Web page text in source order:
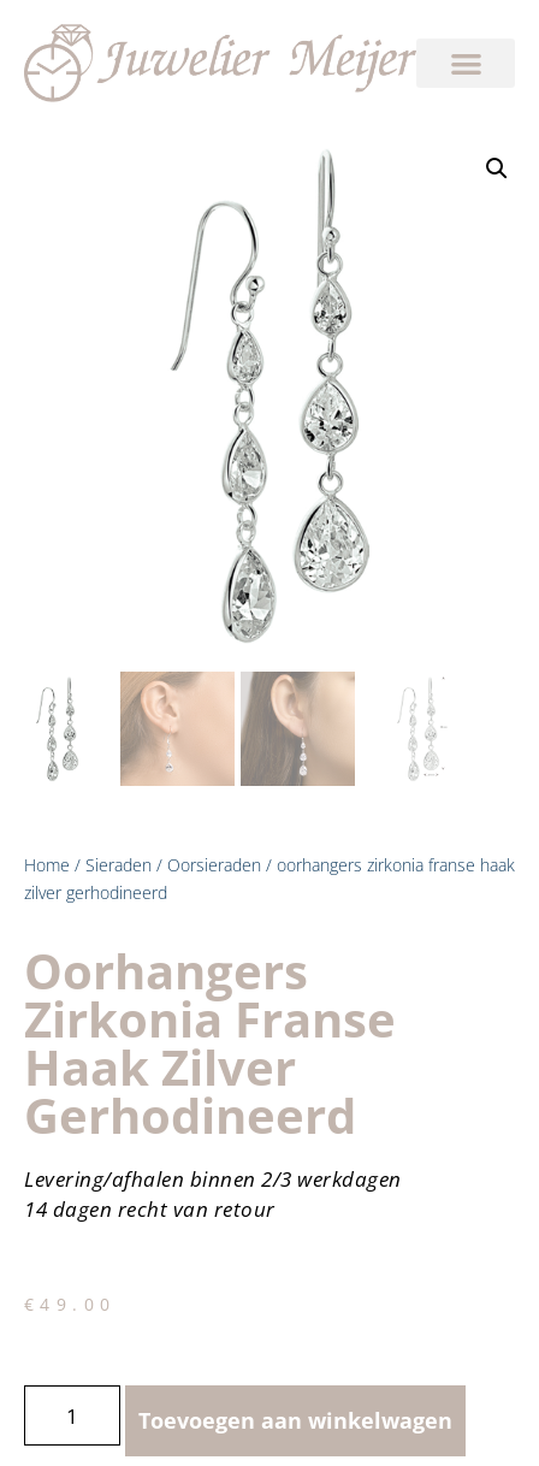
Home / Sieraden / Oorsieraden / oorhangers zirkonia franse haak
zilver gerhodineerd
Oorhangers
Zirkonia Franse
Haak Zilver
Gerhodineerd
Levering/afhalen binnen 2/3 werkdagen
14 dagen recht van retour
€49.00
Toevoegen aan winkelwagen